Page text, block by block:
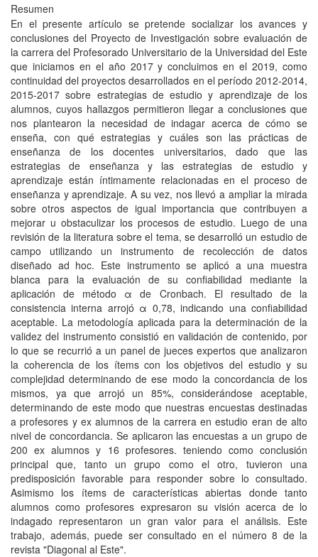
Resumen
En el presente artículo se pretende socializar los avances y
conclusiones del Proyecto de Investigación sobre evaluación de
la carrera del Profesorado Universitario de la Universidad del Este
que iniciamos en el año 2017 y concluimos en el 2019, como
continuidad del proyectos desarrollados en el período 2012-2014,
2015-2017 sobre estrategias de estudio y aprendizaje de los
alumnos, cuyos hallazgos permitieron llegar a conclusiones que
nos plantearon la necesidad de indagar acerca de cómo se
enseña, con qué estrategias y cuáles son las prácticas de
enseñanza de los docentes universitarios, dado que las
estrategias de enseñanza y las estrategias de estudio y
aprendizaje están íntimamente relacionadas en el proceso de
enseñanza y aprendizaje. A su vez, nos llevó a ampliar la mirada
sobre otros aspectos de igual importancia que contribuyen a
mejorar u obstaculizar los procesos de estudio. Luego de una
revisión de la literatura sobre el tema, se desarrolló un estudio de
campo utilizando un instrumento de recolección de datos
diseñado ad hoc. Este instrumento se aplicó a una muestra
blanca para la evaluación de su confiabilidad mediante la
aplicación de método α de Cronbach. El resultado de la
consistencia interna arrojó α 0,78, indicando una confiabilidad
aceptable. La metodología aplicada para la determinación de la
validez del instrumento consistió en validación de contenido, por
lo que se recurrió a un panel de jueces expertos que analizaron
la coherencia de los ítems con los objetivos del estudio y su
complejidad determinando de ese modo la concordancia de los
mismos, ya que arrojó un 85%, considerándose aceptable,
determinando de este modo que nuestras encuestas destinadas
a profesores y ex alumnos de la carrera en estudio eran de alto
nivel de concordancia. Se aplicaron las encuestas a un grupo de
200 ex alumnos y 16 profesores. teniendo como conclusión
principal que, tanto un grupo como el otro, tuvieron una
predisposición favorable para responder sobre lo consultado.
Asimismo los ítems de características abiertas donde tanto
alumnos como profesores expresaron su visión acerca de lo
indagado representaron un gran valor para el análisis. Este
trabajo, además, puede ser consultado en el número 8 de la
revista "Diagonal al Este".